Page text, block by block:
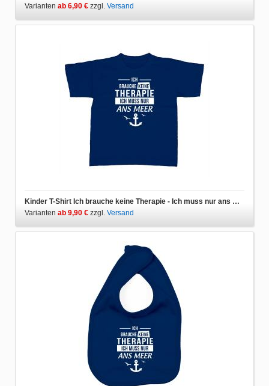
Varianten ab 6,90 € zzgl. Versand
Kinder T-Shirt Ich brauche keine Therapie - Ich muss nur ans Meer
Varianten ab 9,90 € zzgl. Versand